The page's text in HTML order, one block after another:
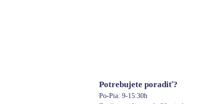
Potrebujete poradiť?
Po-Pia: 9-15:30h